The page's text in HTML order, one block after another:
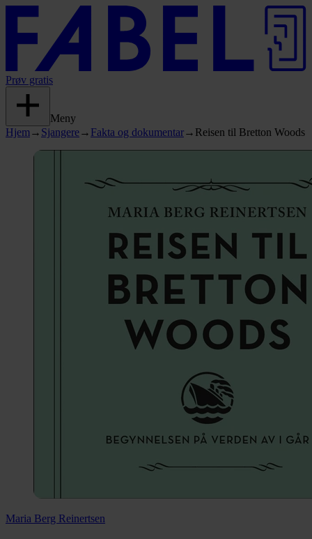
Prøv gratis
Meny
Hjem → Sjangere→ Fakta og dokumentar→ Reisen til Bretton Woods
Maria Berg Reinertsen